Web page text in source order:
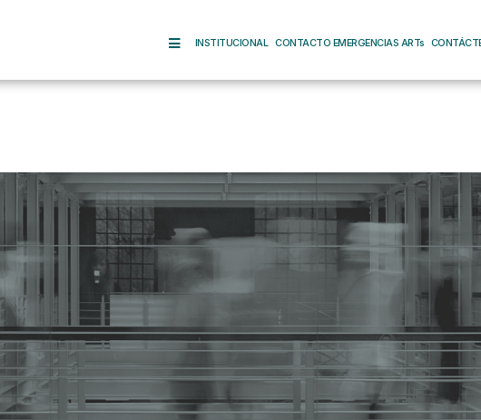
INSTITUCIONAL CONTACTO EMERGENCIAS ARTs